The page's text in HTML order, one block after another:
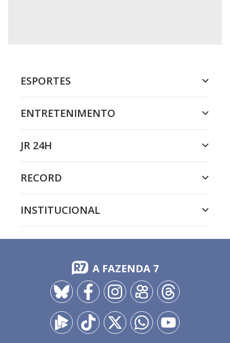
ESPORTES
ENTRETENIMENTO
JR 24H
RECORD
INSTITUCIONAL
A FAZENDA 7